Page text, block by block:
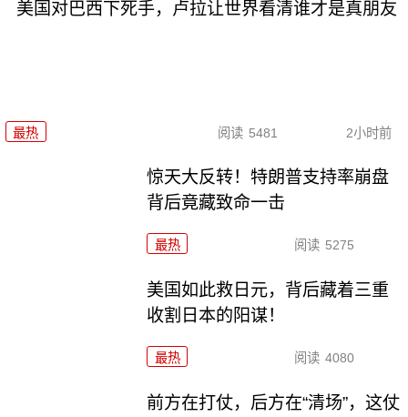
美国对巴西下死手，卢拉让世界看清谁才是真朋友
最热 阅读 5481 2小时前
惊天大反转！特朗普支持率崩盘
背后竟藏致命一击
最热 阅读 5275
美国如此救日元，背后藏着三重
收割日本的阳谋！
最热 阅读 4080
前方在打仗，后方在“清场”，这仗